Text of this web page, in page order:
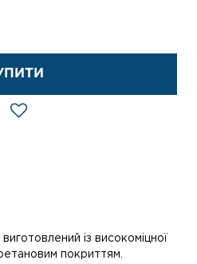
із високоміцної
покриттям.